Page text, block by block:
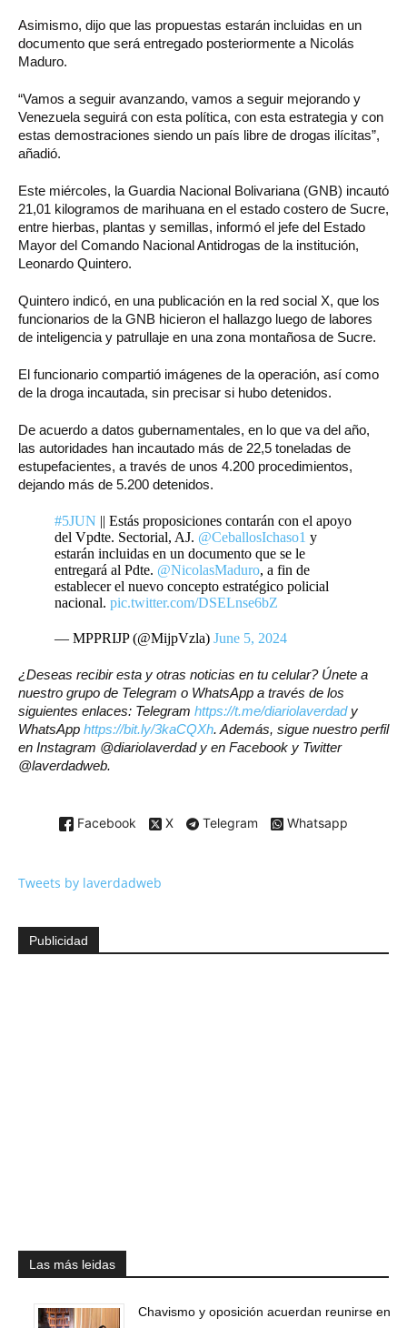
Asimismo, dijo que las propuestas estarán incluidas en un
documento que será entregado posteriormente a Nicolás
Maduro.
“Vamos a seguir avanzando, vamos a seguir mejorando y
Venezuela seguirá con esta política, con esta estrategia y con
estas demostraciones siendo un país libre de drogas ilícitas”,
añadió.
Este miércoles, la Guardia Nacional Bolivariana (GNB) incautó
21,01 kilogramos de marihuana en el estado costero de Sucre,
entre hierbas, plantas y semillas, informó el jefe del Estado
Mayor del Comando Nacional Antidrogas de la institución,
Leonardo Quintero.
Quintero indicó, en una publicación en la red social X, que los
funcionarios de la GNB hicieron el hallazgo luego de labores
de inteligencia y patrullaje en una zona montañosa de Sucre.
El funcionario compartió imágenes de la operación, así como
de la droga incautada, sin precisar si hubo detenidos.
De acuerdo a datos gubernamentales, en lo que va del año,
las autoridades han incautado más de 22,5 toneladas de
estupefacientes, a través de unos 4.200 procedimientos,
dejando más de 5.200 detenidos.
#5JUN || Estás proposiciones contarán con el apoyo
del Vpdte. Sectorial, AJ. @CeballosIchaso1 y
estarán incluidas en un documento que se le
entregará al Pdte. @NicolasMaduro, a fin de
establecer el nuevo concepto estratégico policial
nacional. pic.twitter.com/DSELnse6bZ
— MPPRIJP (@MijpVzla) June 5, 2024
¿Deseas recibir esta y otras noticias en tu celular? Únete a
nuestro grupo de Telegram o WhatsApp a través de los
siguientes enlaces: Telegram https://t.me/diariolaverdady
WhatsApp https://bit.ly/3kaCQXh. Además, sigue nuestro perfil
en Instagram @diariolaverdad y en Facebook y Twitter
@laverdadweb.
Facebook X Telegram Whatsapp
Tweets by laverdadweb
Publicidad
Las más leidas
Chavismo y oposición acuerdan reunirse en